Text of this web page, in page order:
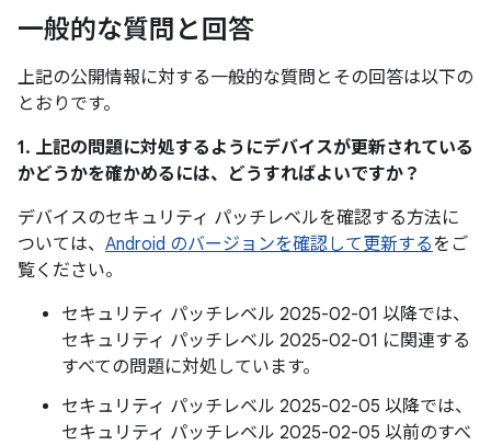
一般的な質問と回答
上記の公開情報に対する一般的な質問とその回答は以下の
とおりです。
1. 上記の問題に対処するようにデバイスが更新されている
かどうかを確かめるには、どうすればよいですか？
デバイスのセキュリティ パッチレベルを確認する方法に
ついては、 Android のバージョンを確認して更新するをご
覧ください。
セキュリティ パッチレベル 2025-02-01 以降では、
セキュリティ パッチレベル 2025-02-01 に関連する
すべての問題に対処しています。
セキュリティ パッチレベル 2025-02-05 以降では、
セキュリティ パッチレベル 2025-02-05 以前のすべ